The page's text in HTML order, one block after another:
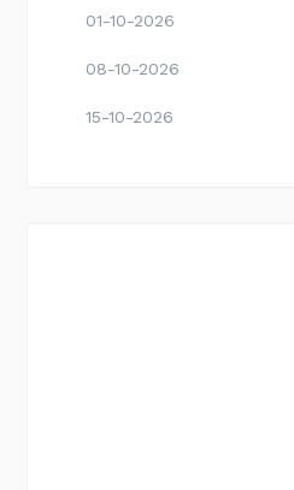
01-10-2026
08-10-2026
15-10-2026